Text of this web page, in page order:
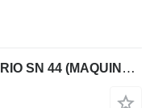
MD Dario SIERRA DE CINTA DARIO SN 44 (MAQUINA EN STOCK)